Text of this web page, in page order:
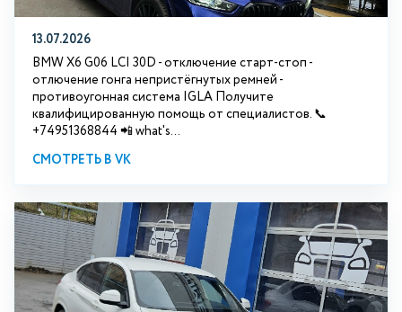
13.07.2026
BMW X6 G06 LCI 30D - отключение старт-стоп -
отлючение гонга непристёгнутых ремней -
противоугонная система IGLA Получите
квалифицированную помощь от специалистов. 📞
+74951368844 📲 what's...
СМОТРЕТЬ В VK